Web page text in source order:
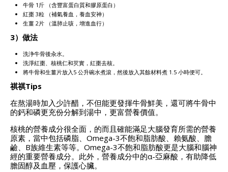
牛骨 1斤 （含豐富蛋白質和膠原蛋白）
紅棗 3粒 （補氣養血，養血安神）
生薑 2片 （溫肺止咳，增進血行）
3）做法
洗浄牛骨後汆水。
洗淨紅棗、核桃仁和芡實，紅棗去核。
將牛骨和生薑片放入5 公升碗水煮滾，然後放入其餘材料煮 1.5 小時便可。
祺祺Tips
在熬湯時加入少許醋，不但能更發揮牛骨鮮美，還可將牛骨中
的鈣和磷更充份分解到湯中，更富營養價值。
核桃的營養成分很全面，的而且確能滿足大腦發育所需的營養
原素，當中包括磷脂、Omega-3不飽和脂肪酸、賴氨酸、膽
鹼、B族維生素等等。Omega-3不飽和脂肪酸更是大腦和腦神
經的重要營養成分。此外，營養成分中的α-亞麻酸，有助降低
膽固醇及血壓，保護心臟。